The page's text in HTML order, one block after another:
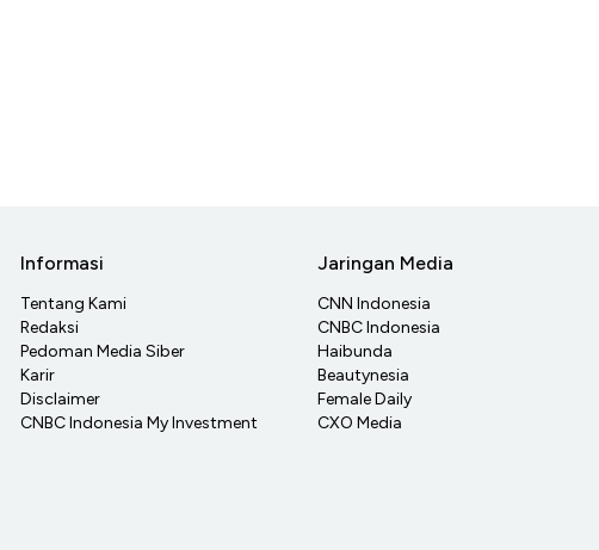
Informasi
Tentang Kami
Redaksi
Pedoman Media Siber
Karir
Disclaimer
CNBC Indonesia My Investment
Jaringan Media
CNN Indonesia
CNBC Indonesia
Haibunda
Beautynesia
Female Daily
CXO Media